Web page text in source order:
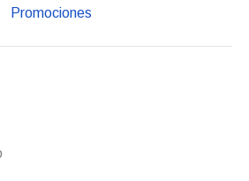
Promociones